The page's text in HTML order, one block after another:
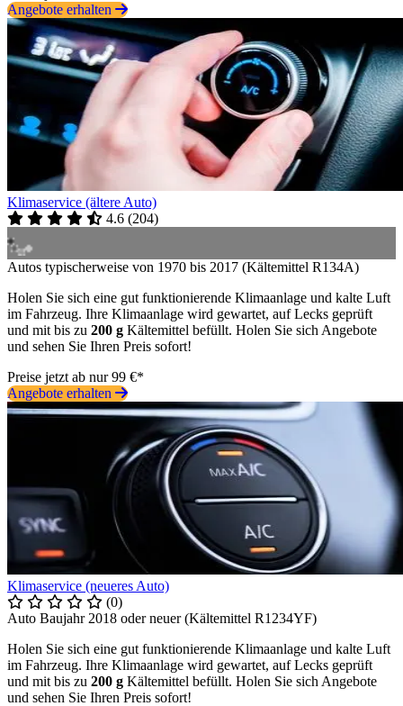
Angebote erhalten
Klimaservice (ältere Auto)
4.6 (204)
Autos typischerweise von 1970 bis 2017 (Kältemittel R134A)
Holen Sie sich eine gut funktionierende Klimaanlage und kalte Luft
im Fahrzeug. Ihre Klimaanlage wird gewartet, auf Lecks geprüft
und mit bis zu 200 g Kältemittel befüllt. Holen Sie sich Angebote
und sehen Sie Ihren Preis sofort!
Preise jetzt ab nur 99 €*
Angebote erhalten
Klimaservice (neueres Auto)
(0)
Auto Baujahr 2018 oder neuer (Kältemittel R1234YF)
Holen Sie sich eine gut funktionierende Klimaanlage und kalte Luft
im Fahrzeug. Ihre Klimaanlage wird gewartet, auf Lecks geprüft
und mit bis zu 200 g Kältemittel befüllt. Holen Sie sich Angebote
und sehen Sie Ihren Preis sofort!